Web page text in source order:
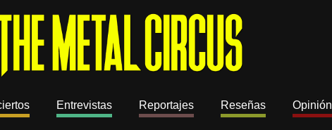
Entrevistas Reportajes Reseñas Opinión